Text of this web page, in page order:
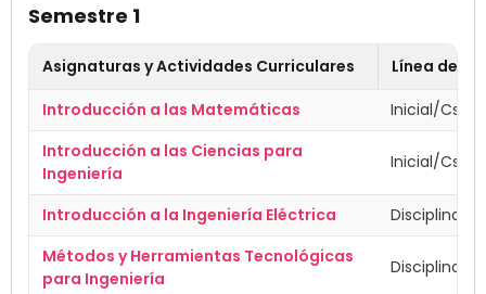
Semestre 1
Asignaturas y Actividades Curriculares
Línea de
Introducción a las Matemáticas
Inicial/Cs.
Introducción a las Ciencias para
Ingeniería
Inicial/Cs.
Introducción a la Ingeniería Eléctrica
Disciplinar/
Métodos y Herramientas Tecnológicas
para Ingeniería
Disciplinar/